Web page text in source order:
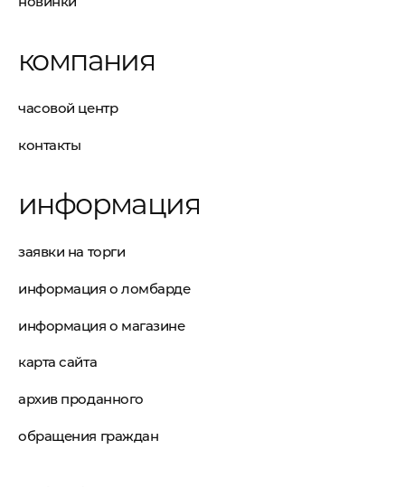
компания
часовой центр
контакты
информация
заявки на торги
информация о ломбарде
информация о магазине
карта сайта
архив проданного
обращения граждан